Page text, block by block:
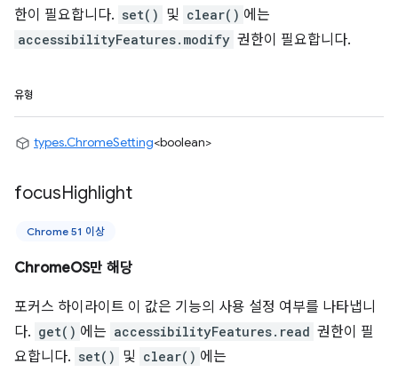
한이 필요합니다. set() 및 clear() 에는
accessibilityFeatures.modify 권한이 필요합니다.
유형
types.ChromeSetting<boolean>
focusHighlight
Chrome 51 이상
ChromeOS만 해당
포커스 하이라이트 이 값은 기능의 사용 설정 여부를 나타냅니
다. get() 에는 accessibilityFeatures.read 권한이 필
요합니다. set() 및 clear() 에는